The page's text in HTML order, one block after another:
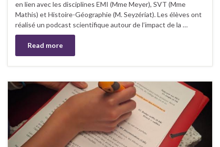
en lien avec les disciplines EMI (Mme Meyer), SVT (Mme
Mathis) et Histoire-Géographie (M. Seyzériat). Les élèves ont
réalisé un podcast scientifique autour de l’impact de la …
Read more